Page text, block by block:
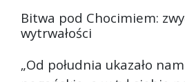
Bitwa pod Chocimiem:
wytrwałości
„Od południa ukazało